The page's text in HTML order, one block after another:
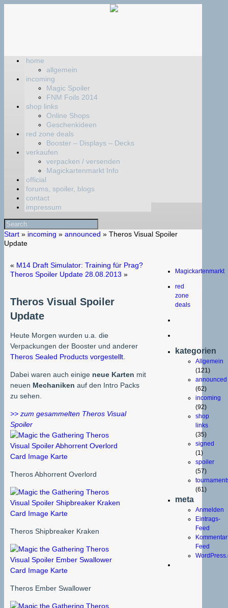
home
allgemein
incoming
Magic Spoiler
FNM Foils 2014
shop links
Online Shops
Geschenkideen
red zone deals
Booster – Displays – Decks
verkaufen
verpacken / versenden
Magickartenmarkt Info
official
forums, spoiler, blogs
contact
impressum
Start » incoming » announced » Theros Visual Spoiler
Update
« M14 Draft Simulator: Training für Prag?
Theros Spoiler Update 28.08.2013 »
Theros Visual Spoiler
Update
Heute Morgen wurden u.a. die
Verpackungen der Booster und anderer
Theros Sealed Products vorgestellt.
Dabei waren auch einige neue Karten mit
neuen Mechaniken auf den Intro Packs
zu sehen.
>> zum gesammelten Theros Visual
Spoiler
Theros Abhorrent Overlord
Theros Shipbreaker Kraken
Theros Ember Swallower
Magickartenmarkt
red
zone
deals
kategorien
Allgemein
(121)
announced
(62)
incoming
(92)
shop
links
(35)
signed
(1)
spoiler
(57)
(61)
meta
Anmelden
Eintrags-
Feed
Feed